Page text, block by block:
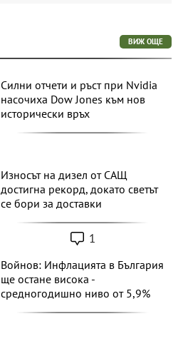
ВИЖ ОЩЕ
Силни отчети и ръст при Nvidia
насочиха Dow Jones към нов
исторически връх
Износът на дизел от САЩ
достигна рекорд, докато светът
се бори за доставки
1
Войнов: Инфлацията в България
ще остане висока -
средногодишно ниво от 5,9%